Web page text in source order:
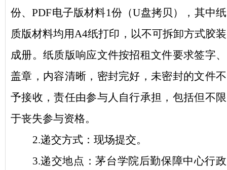
份、PDF电子版材料1份（U盘拷贝） ， 其中纸
质版材料均用 A4纸打印，以不可拆卸方式胶装
成册。 纸质版响应文件按招租文件要求签字、
盖章，内容清晰，密封完好，未密封的文件不
予接收，责任由参与人自行承担， 包括但不限
于丧失参与资格。
2.递交方式：现场提交。
3.递交地点：茅台学院后勤保障中心行政